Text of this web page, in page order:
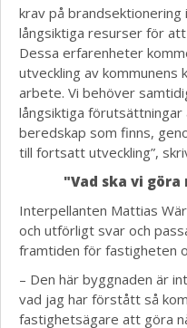
krav på brandsektionering
långsiktiga resurser för
Dessa erfarenheter
utveckling av kommunens
arbete. Vi behöver
långsiktiga
beredskap som finns,
till fortsatt utveckling”,
"Vad ska vi
Interpellanten Mattias
och utförligt svar och
framtiden för fastigheten
– Den här byggnaden är
vad jag har förstått så
fastighetsägare att göra